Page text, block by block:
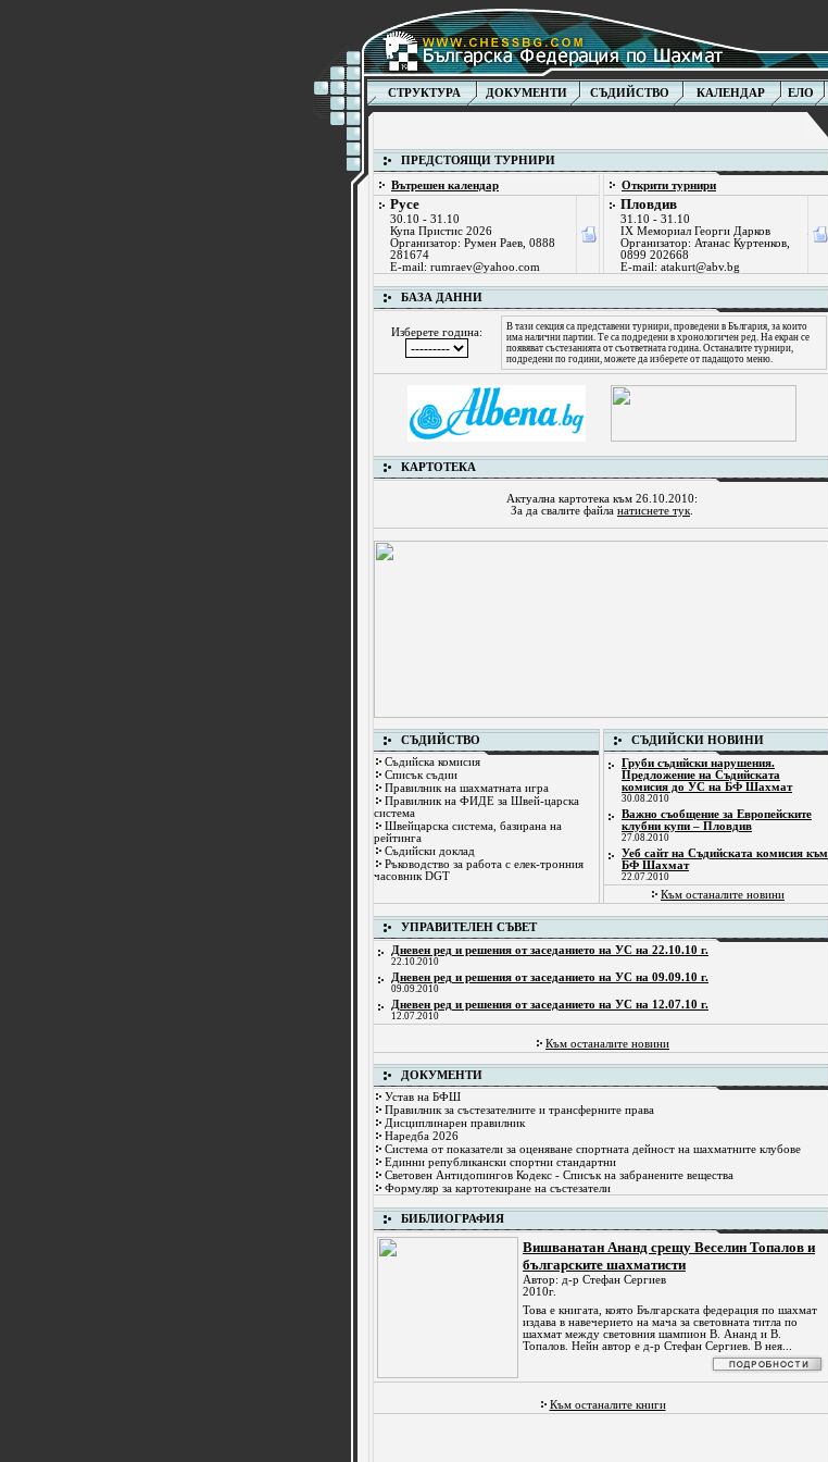
СТРУКТУРА ДОКУМЕНТИ СЪДИЙСТВО КАЛЕНДАР ЕЛО
ПРЕДСТОЯЩИ ТУРНИРИ
Вътрешен календар
Русе
30.10 - 31.10
Купа Пристис 2026
Организатор: Румен Раев, 0888
281674
E-mail: rumraev@yahoo.com
Открити турнири
Пловдив
31.10 - 31.10
IX Мемориал Георги Дарков
Организатор: Атанас Куртенков,
0899 202668
E-mail: atakurt@abv.bg
БАЗА ДАННИ
Изберете година:
В тази секция са представени турнири, проведени в България, за които
има налични партии. Те са подредени в хронологичен ред. На екран се
появяват състезанията от съответната година. Останалите турнири,
подредени по години, можете да изберете от падащото меню.
КАРТОТЕКА
Актуална картотека към 26.10.2010:
За да свалите файла натиснете тук
СЪДИЙСТВО
Съдийска комисия
Списък съдии
Правилник на шахматната игра
Правилник на ФИДЕ за Швей-царска
система
Швейцарска система, базирана на
рейтинга
Съдийски доклад
Ръководство за работа с елек-тронния
часовник DGT
СЪДИЙСКИ НОВИНИ
Груби съдийски нарушения.
Предложение на Съдийската
комисия до УС на БФ Шахмат
30.08.2010
Важно съобщение за Европейските
клубни купи – Пловдив
27.08.2010
Уеб сайт на Съдийската комисия към
БФ Шахмат
22.07.2010
Към останалите новини
УПРАВИТЕЛЕН СЪВЕТ
Дневен ред и решения от заседанието на УС на 22.10.10 г.
22.10.2010
Дневен ред и решения от заседанието на УС на 09.09.10 г.
09.09.2010
Дневен ред и решения от заседанието на УС на 12.07.10 г.
12.07.2010
Към останалите новини
ДОКУМЕНТИ
Устав на БФШ
Правилник за състезателните и трансферните права
Дисциплинарен правилник
Наредба 2026
Система от показатели за оценяване спортната дейност на шахматните клубове
Единни републикански спортни стандартни
Световен Антидопингов Кодекс - Списък на забранените вещества
Формуляр за картотекиране на състезатели
БИБЛИОГРАФИЯ
Вишванатан Ананд срещу Веселин Топалов и
българските шахматисти
Автор: д-р Стефан Сергиев
2010г.
Това е книгата, която Българската федерация по шахмат
издава в навечерието на мача за световната титла по
шахмат между световния шампион В. Ананд и В.
Топалов. Нейн автор е д-р Стефан Сергиев. В нея...
Към останалите книги